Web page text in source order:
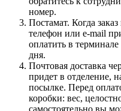
номер.
Постамат. Когда
телефон или e-mail
оплатить в
дня.
Почтовая доставка
придет в отделение,
посылке. Перед
коробки: вес,
самостоятельно вы